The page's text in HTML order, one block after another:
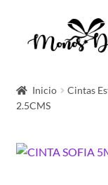
Tienda
Carrito
Inicio Cintas
2.5CMS